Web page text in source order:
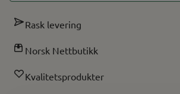
Rask levering
Norsk Nettbutikk
Kvalitetsprodukter